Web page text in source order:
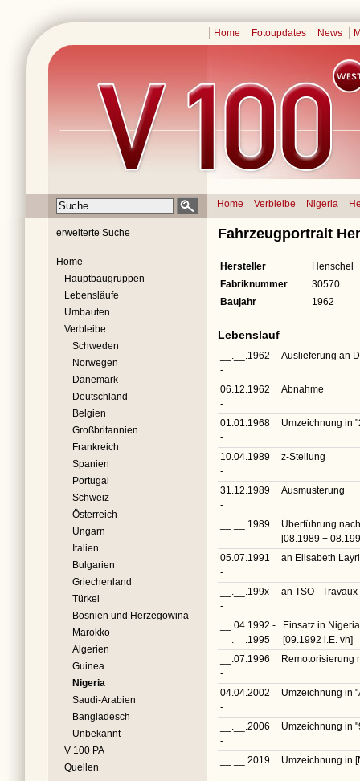
Home Fotoupdates News
Home Verbleibe Nigeria
erweiterte Suche
Home
Hauptbaugruppen
Lebensläufe
Umbauten
Verbleibe
Schweden
Norwegen
Dänemark
Deutschland
Belgien
Großbritannien
Frankreich
Spanien
Portugal
Schweiz
Österreich
Ungarn
Italien
Bulgarien
Griechenland
Türkei
Bosnien und Herzegowina
Marokko
Algerien
Guinea
Nigeria
Saudi-Arabien
Bangladesch
Unbekannt
V 100 PA
Quellen
Fahrzeugportrait
Hersteller
Henschel
Fabriknummer
30570
Baujahr
1962
Lebenslauf
__.__.1962
-
Auslieferung an
06.12.1962
-
Abnahme
01.01.1968
-
Umzeichnung in
10.04.1989
-
z-Stellung
31.12.1989
-
Ausmusterung
__.__.1989
-
Überführung
[08.1989 +
05.07.1991
-
an Elisabeth
__.__.199x
-
an TSO -
__.04.1992 -
__.__.1995
Einsatz in
[09.1992 i.E. vh]
__.07.1996
-
Remotorisierung
04.04.2002
-
Umzeichnung in
__.__.2006
-
Umzeichnung in
__.__.2019
-
Umzeichnung in